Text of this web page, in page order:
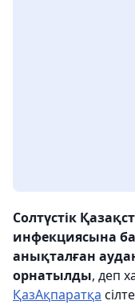
Солтүстік
инфекциясына
анықталған
орнатылды, деп
ҚазАқпаратқа